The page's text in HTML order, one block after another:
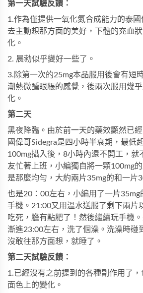
第一天試驗反饋：
1.作為僅提供一氧化氮合成能力的泰國
去主動想那方面的美好，下體的充血
化。
2. 晨勃似乎變好一些了。
3.除第一次的25mg本品服用後會有短
潮熱微醺眼脹的感覺，後兩次服用幾
化。
第二天
黑夜降臨。由於前一天的藥效顯然已
國偉哥Sidegra是四小時半衰期，最低
100mg攝入後，8小時內還不開工，就
友忙著上班，小編獨自將一顆100mg
是那麼均勻，大約兩片35mg的和一片
也是20：00左右，小編用了一片
手機。21:00又用溫水送服了剩下兩片
吃死，膽有點肥了！然後繼續玩手機
漸進23:00左右，洗了個澡。洗澡時碰
沒敢往那方面想，就睡了。
第二天試驗反饋：
1.已經沒有之前提到的各種副作用了
面色上的變化。